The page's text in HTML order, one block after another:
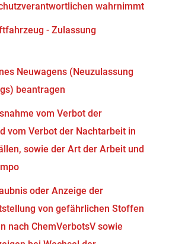
wahrnimmt
- Zulassung
Neuwagens (Neuzulassung
beantragen
vom Verbot der
vom Verbot der Nachtarbeit in
sowie der Art der Arbeit und
oder Anzeige der
von gefährlichen Stoffen
nach ChemVerbotsV sowie